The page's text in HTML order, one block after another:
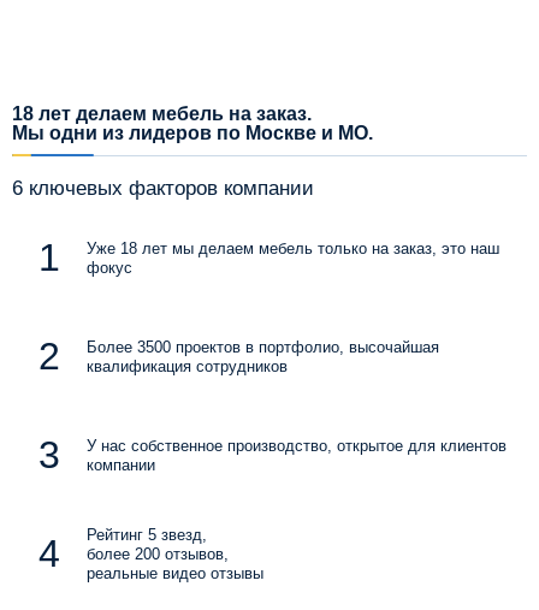
18 лет делаем мебель на заказ.
Мы одни из лидеров по Москве и МО.
6 ключевых факторов компании
Уже 18 лет мы делаем мебель только на заказ, это наш
фокус
Более 3500 проектов в портфолио, высочайшая
квалификация сотрудников
У нас собственное производство, открытое для клиентов
компании
Рейтинг 5 звезд,
более 200 отзывов,
реальные видео отзывы